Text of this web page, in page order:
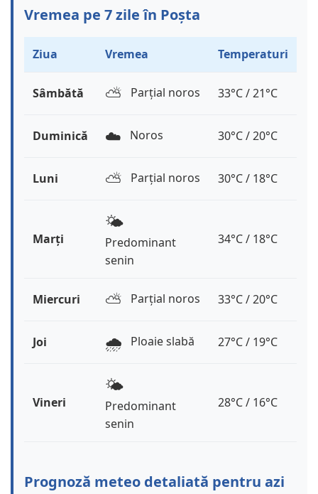
Vremea pe 7 zile în Poșta
Ziua Vremea Temperaturi
Sâmbătă ⛅️ Parțial noros 33°C / 21°C
Duminică ☁️ Noros 30°C / 20°C
Luni ⛅️ Parțial noros 30°C / 18°C
Marți
🌤️
Predominant
senin
34°C / 18°C
Miercuri ⛅️ Parțial noros 33°C / 20°C
Joi 🌧️ Ploaie slabă 27°C / 19°C
Vineri
🌤️
Predominant
senin
28°C / 16°C
Prognoză meteo detaliată pentru azi